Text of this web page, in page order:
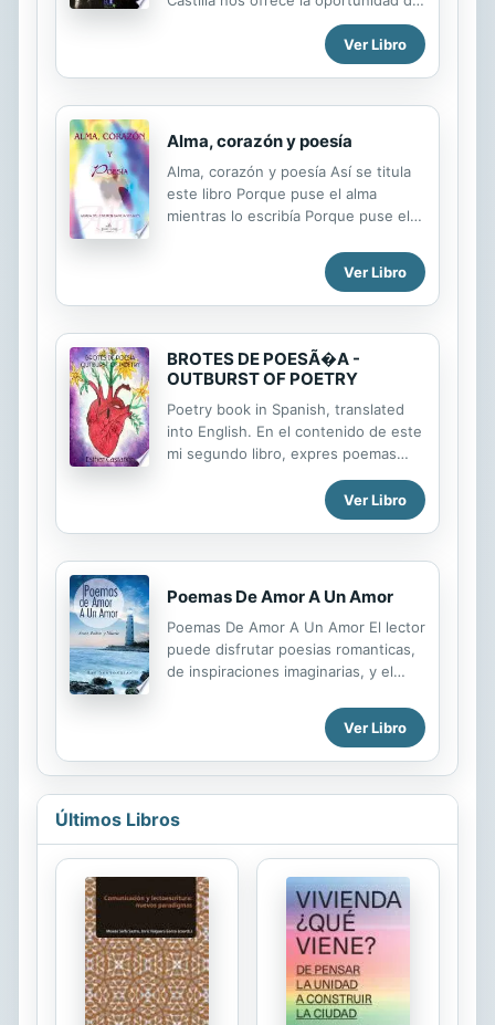
volver nuestra mirada hacia el gran
poeta Antonio Machado a través de
una biografía poética sobre su vida.
profundos en sentimiento y calidad
literaria, la poetisa Pilar Galán nos
relata la vida personal, sentimental y
artística del gran escritor, que supo
como nadie adelantarse en el alma
del hombre, para mostrarnos sus
auténticos: el amor, el dolor, la
soledad y la muerte, están presentes
en estas páginas, para...
Ver Libro
Alma, corazón y poesía
Alma, corazón y poesía Así se titula
este libro Porque puse el alma
mientras lo escribía Porque puse el
poesía Alma para albergar Los
sentimientos que escribía Y poesía
para plasmar Lo que el corazón
Mi alma, mi corazón y mi poesía
Ver Libro
BROTES DE POESÃ�A -
OUTBURST OF POETRY
Poetry book in Spanish, translated
into English. En el contenido de este
mi segundo libro, expres poemas
capacidad, poder, integridad y pesar.
In the content of this, my second
love, lack of love, capacity, power,
Ver Libro
Poemas De Amor A Un Amor
Poemas De Amor A Un Amor El lector
puede disfrutar poesias romanticas,
de inspiraciones imaginarias, y el
sus versos se reflejan su fe cristiana
y el amor hacia Dios. Todos sus
poemas tienen un verdadero vivo
realistico de la vida que ambos
Te amo y te quiero. Te veo en los
mares, Y arriba en los cielos. Tu me
iluminas como la luna, Y vives
siempre en mi sentimientos. Poesia,
“Te Amo Y Te Quiero”
Ver Libro
Últimos Libros